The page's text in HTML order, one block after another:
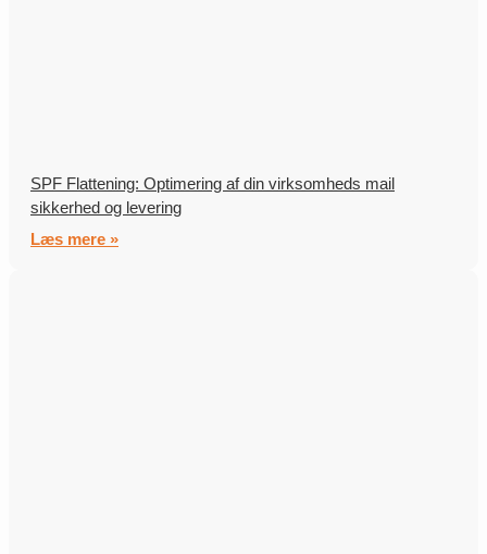
SPF Flattening: Optimering af din virksomheds mail
sikkerhed og levering
Læs mere »